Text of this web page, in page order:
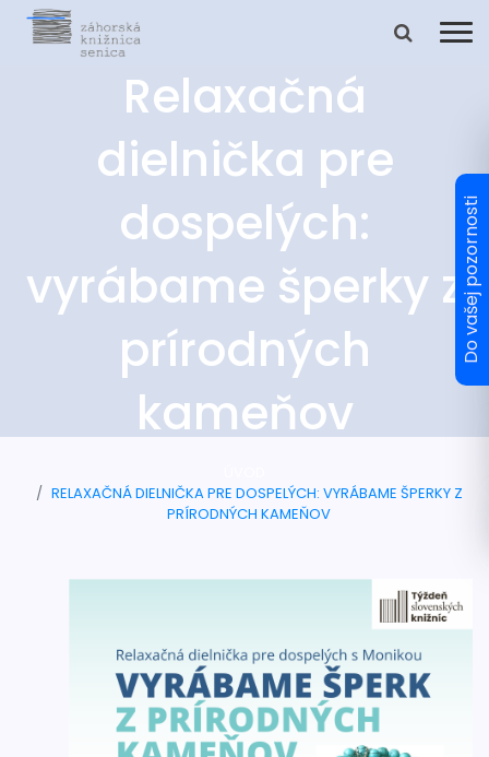
Relaxačná
dielnička pre
dospelých:
vyrábame šperky z
prírodných
kameňov
RELAXAČNÁ DIELNIČKA PRE DOSPELÝCH: VYRÁBAME ŠPERKY Z
PRÍRODNÝCH KAMEŇOV